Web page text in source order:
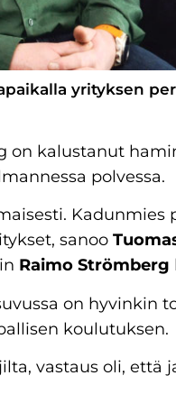
yrityksen
on kalustanut
polvessa.
Kadunmies
sanoo
Raimo Strömberg
on hyvinkin
koulutuksen.
vastaus oli, että